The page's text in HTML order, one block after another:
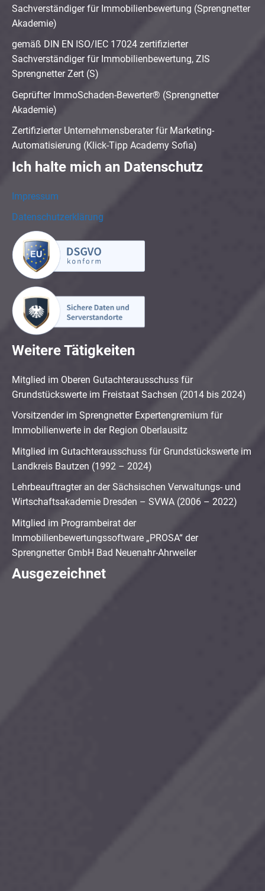
Sachverständiger für Immobilienbewertung (Sprengnetter
Akademie)
gemäß DIN EN ISO/IEC 17024 zertifizierter
Sachverständiger für Immobilienbewertung, ZIS
Sprengnetter Zert (S)
Geprüfter ImmoSchaden-Bewerter® (Sprengnetter
Akademie)
Zertifizierter Unternehmensberater für Marketing-
Automatisierung (Klick-Tipp Academy Sofia)
Ich halte mich an Datenschutz
Impressum
Datenschutzerklärung
Weitere Tätigkeiten
Mitglied im Oberen Gutachterausschuss für
Grundstückswerte im Freistaat Sachsen (2014 bis 2024)
Vorsitzender im Sprengnetter Expertengremium für
Immobilienwerte in der Region Oberlausitz
Mitglied im Gutachterausschuss für Grundstückswerte im
Landkreis Bautzen (1992 – 2024)
Lehrbeauftragter an der Sächsischen Verwaltungs- und
Wirtschaftsakademie Dresden – SVWA (2006 – 2022)
Mitglied im Programbeirat der
Immobilienbewertungssoftware „PROSA“ der
Sprengnetter GmbH Bad Neuenahr-Ahrweiler
Ausgezeichnet